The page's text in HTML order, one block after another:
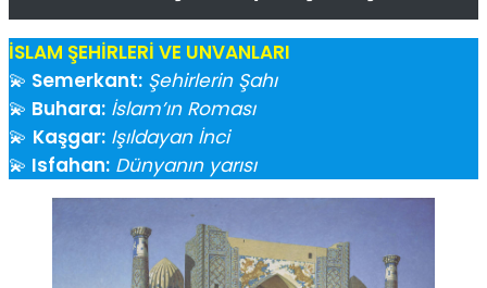
İSLAM ŞEHİRLERİ VE UNVANLARI
💫 Semerkant: Şehirlerin Şahı
💫 Buhara: İslam’ın Roması
💫 Kaşgar: Işıldayan İnci
💫 Isfahan: Dünyanın yarısı